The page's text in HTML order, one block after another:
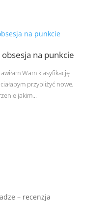
na punkcie
Wam klasyfikację
przybliżyć nowe,
jakim...
– recenzja